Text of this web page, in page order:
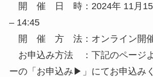
開 催 日 時：2024年 11月15
– 14:45
開 催 方 法：オンライン開
お申込み方法 ：下記のページ
ーの「お申込み▶」にてお申込み